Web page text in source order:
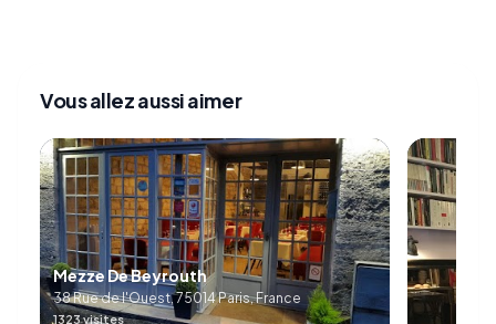
Vous allez aussi aimer
Mezze De Beyrouth
38 Rue de l'Ouest, 75014 Paris, France
1323 visites